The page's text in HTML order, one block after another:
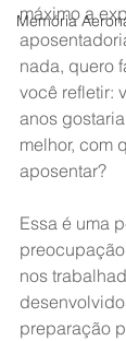
Memória
máximo a
nada, quero
você refletir:
anos
melhor, com
aposentar?
Essa é uma
nos
preparação